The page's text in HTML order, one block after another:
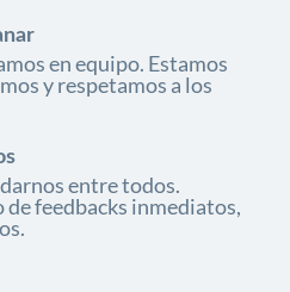
en equipo. Estamos
y respetamos a los
entre todos.
feedbacks inmediatos,